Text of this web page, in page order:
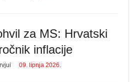
za MS: Hrvatski
inflacije
09. lipnja 2026.